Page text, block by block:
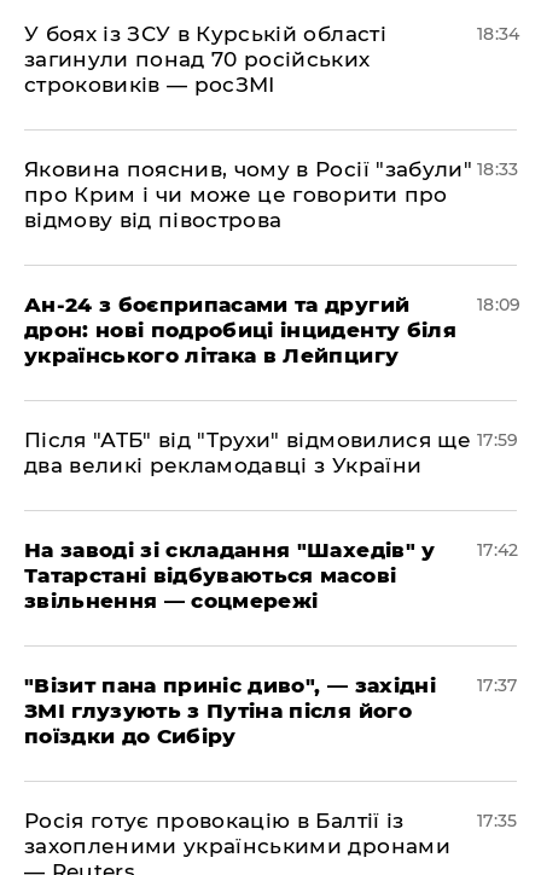
​У боях із ЗСУ в Курській області
загинули понад 70 російських
строковиків — росЗМІ
18:34
​Яковина пояснив, чому в Росії "забули"
про Крим і чи може це говорити про
відмову від півострова
18:33
​Ан-24 з боєприпасами та другий
дрон: нові подробиці інциденту біля
українського літака в Лейпцигу
18:09
​Після "АТБ" від "Трухи" відмовилися ще
два великі рекламодавці з України
17:59
​На заводі зі складання "Шахедів" у
Татарстані відбуваються масові
звільнення — соцмережі
17:42
"Візит пана приніс диво", — західні
ЗМІ глузують з Путіна після його
поїздки до Сибіру
17:37
Росія готує провокацію в Балтії із
захопленими українськими дронами
17:35